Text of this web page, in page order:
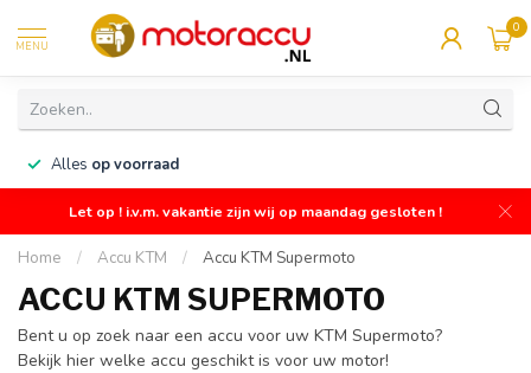
MENU
0
Alles op voorraad
Let op ! i.v.m. vakantie zijn wij op maandag gesloten !
Home / Accu KTM / Accu KTM Supermoto
ACCU KTM SUPERMOTO
Bent u op zoek naar een accu voor uw KTM Supermoto?
Bekijk hier welke accu geschikt is voor uw motor!